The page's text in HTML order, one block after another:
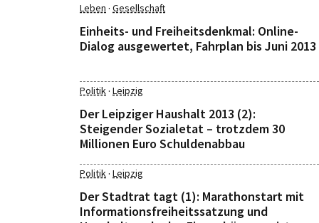
Leben · Gesellschaft
Einheits- und Freiheitsdenkmal: Online-
Dialog ausgewertet, Fahrplan bis Juni 2013
Politik· Leipzig
Der Leipziger Haushalt 2013 (2):
Steigender Sozialetat – trotzdem 30
Millionen Euro Schuldenabbau
Politik· Leipzig
Der Stadtrat tagt (1): Marathonstart mit
Informationsfreiheitssatzung und